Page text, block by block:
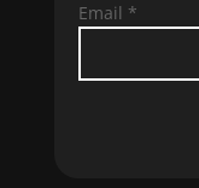
Email *